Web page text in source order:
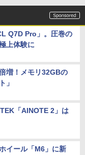
Q7D Pro」。圧巻の
上体験に
増！メモリ32GBの
」
「AINOTE 2」は
イール「M6」に新